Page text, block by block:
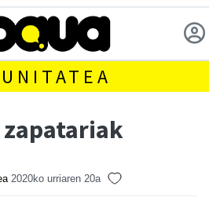
2020ko urriaren 20a